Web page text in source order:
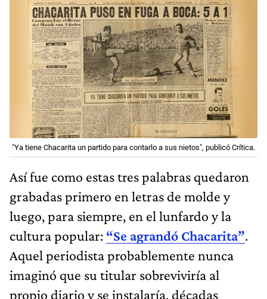
"Ya tiene Chacarita un partido para contarlo a sus nietos", publicó Crítica.
Así fue como estas tres palabras quedaron
grabadas primero en letras de molde y
luego, para siempre, en el lunfardo y la
cultura popular: “Se agrandó Chacarita”.
Aquel periodista probablemente nunca
imaginó que su titular sobreviviría al
propio diario y se instalaría, décadas